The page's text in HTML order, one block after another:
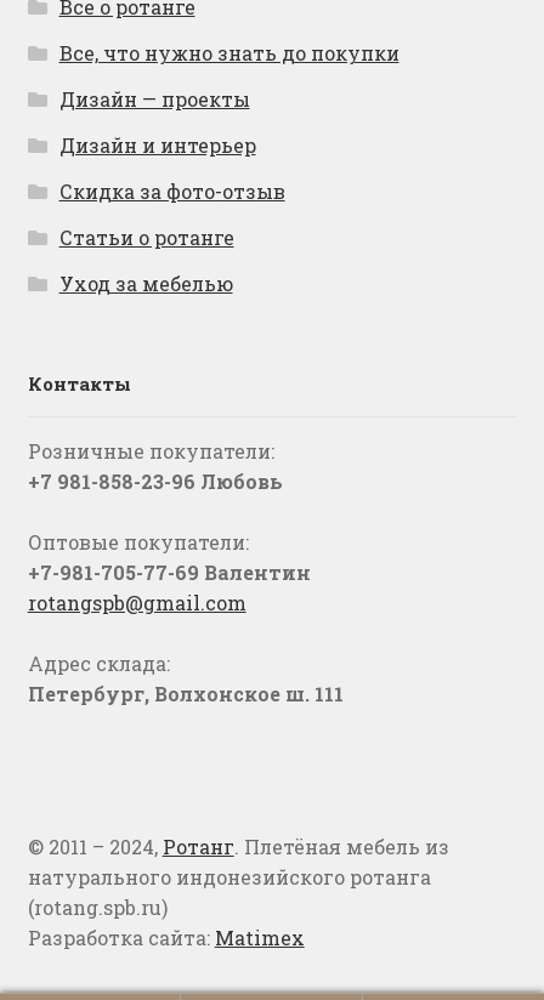
Все о ротанге
Все, что нужно знать до покупки
Дизайн — проекты
Дизайн и интерьер
Скидка за фото-отзыв
Статьи о ротанге
Уход за мебелью
Контакты
Розничные покупатели:
+7 981-858-23-96 Любовь
Оптовые покупатели:
+7-981-705-77-69 Валентин
rotangspb@gmail.com
Адрес склада:
Петербург, Волхонское ш. 111
© 2011 – 2024, Ротанг. Плетёная мебель из
натурального индонезийского ротанга
(rotang.spb.ru)
Разработка сайта: Matimex